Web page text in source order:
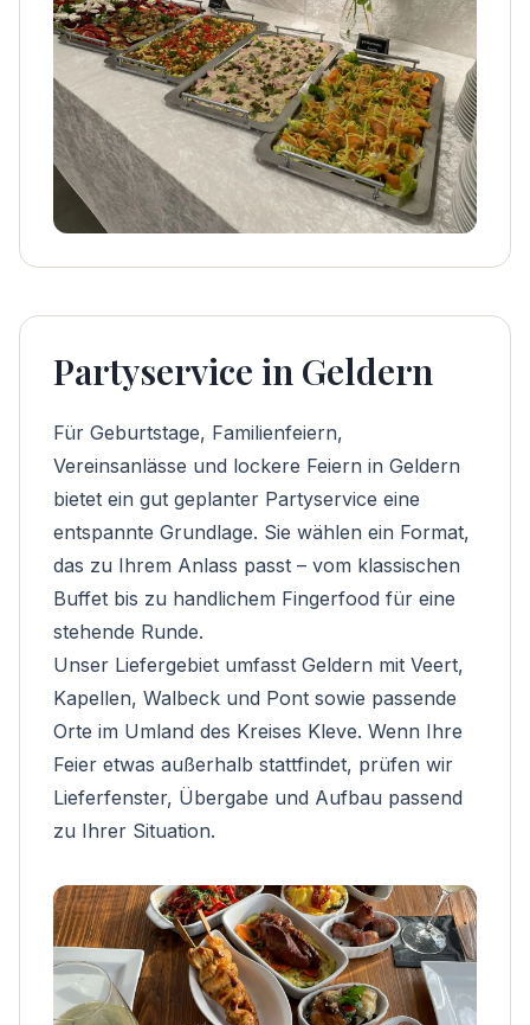
Partyservice in Geldern
Für Geburtstage, Familienfeiern,
Vereinsanlässe und lockere Feiern in Geldern
bietet ein gut geplanter Partyservice eine
entspannte Grundlage. Sie wählen ein Format,
das zu Ihrem Anlass passt – vom klassischen
Buffet bis zu handlichem Fingerfood für eine
stehende Runde.
Unser Liefergebiet umfasst Geldern mit Veert,
Kapellen, Walbeck und Pont sowie passende
Orte im Umland des Kreises Kleve. Wenn Ihre
Feier etwas außerhalb stattfindet, prüfen wir
Lieferfenster, Übergabe und Aufbau passend
zu Ihrer Situation.